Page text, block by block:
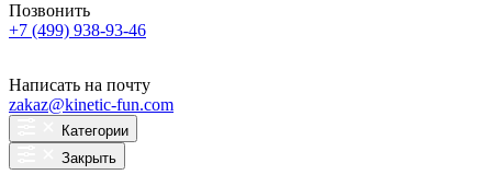
Позвонить
+7 (499) 938-93-46
Написать на почту
zakaz@kinetic-fun.com
Категории
Закрыть